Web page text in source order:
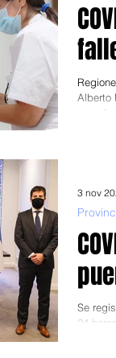
Alberto
Se
24
3 nov